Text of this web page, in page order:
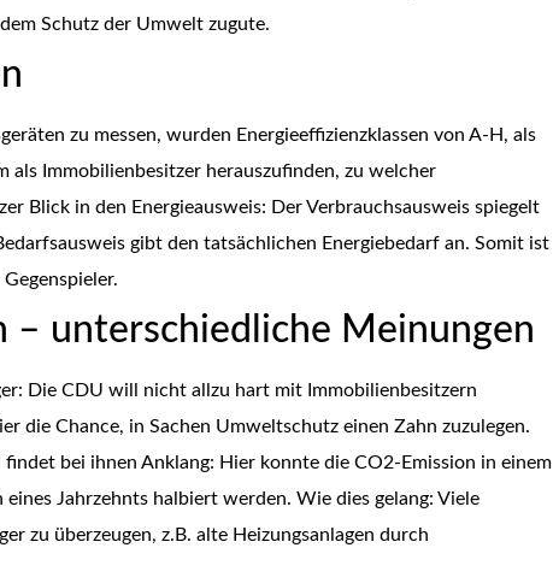
Schutz der Umwelt zugute.
zu messen, wurden Energieeffizienzklassen von A-H, als
Immobilienbesitzer herauszufinden, zu welcher
Blick in den Energieausweis: Der Verbrauchsausweis spiegelt
gibt den tatsächlichen Energiebedarf an. Somit ist
– unterschiedliche Meinungen
Die CDU will nicht allzu hart mit Immobilienbesitzern
die Chance, in Sachen Umweltschutz einen Zahn zuzulegen.
bei ihnen Anklang: Hier konnte die CO2-Emission in einem
Jahrzehnts halbiert werden. Wie dies gelang: Viele
zu überzeugen, z.B. alte Heizungsanlagen durch